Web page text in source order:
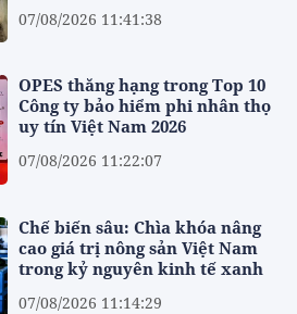
07/08/2026 11:41:38
OPES thăng hạng trong Top 10
Công ty bảo hiểm phi nhân thọ
uy tín Việt Nam 2026
07/08/2026 11:22:07
Chế biến sâu: Chìa khóa nâng
cao giá trị nông sản Việt Nam
trong kỷ nguyên kinh tế xanh
07/08/2026 11:14:29